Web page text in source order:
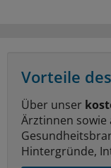
Vorteile
Über unser
Ärztinnen
Hintergründe,